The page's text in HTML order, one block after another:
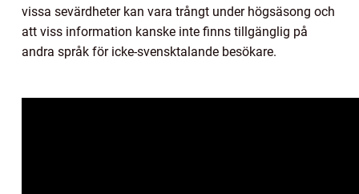
vissa sevärdheter kan vara trångt under högsäsong och
att viss information kanske inte finns tillgänglig på
andra språk för icke-svensktalande besökare.